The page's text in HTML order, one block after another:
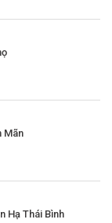
Mãn
Hạ Thái Bình